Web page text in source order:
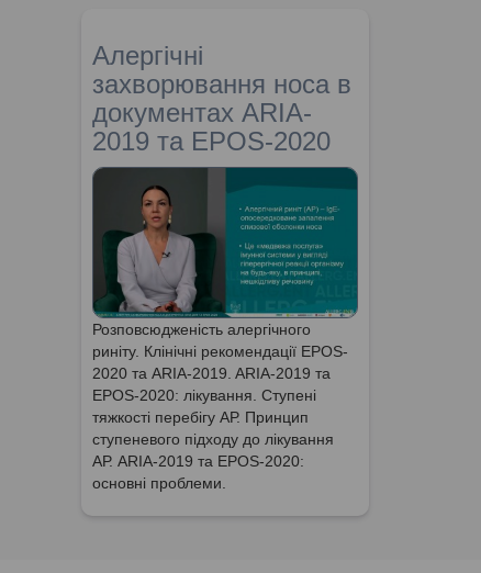
Алергічні
захворювання носа в
документах ARIA-
2019 та EPOS-2020
Розповсюдженість алергічного
риніту. Клінічні рекомендації EPOS-
2020 та ARIA-2019. ARIA-2019 та
EPOS-2020: лікування. Ступені
тяжкості перебігу АР. Принцип
ступеневого підходу до лікування
АР. ARIA-2019 та EPOS-2020:
основні проблеми.